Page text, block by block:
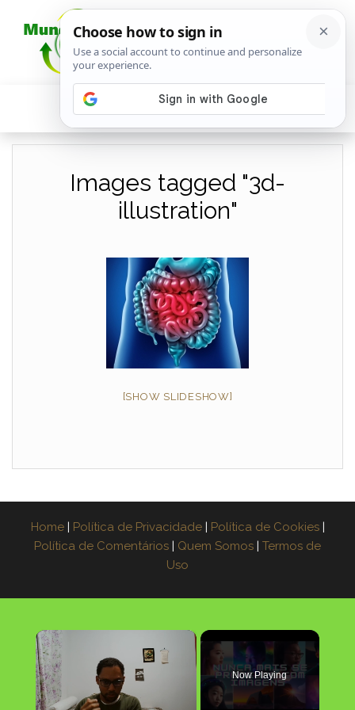
Images tagged "3d-
illustration"
[SHOW SLIDESHOW]
Home | Política de Privacidade | Política de Cookies |
Política de Comentários | Quem Somos | Termos de
Uso
×
Now Playing